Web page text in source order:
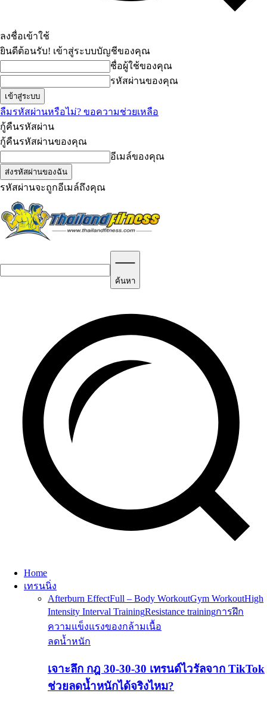
ลงชื่อเข้าใช้
ยินดีต้อนรับ! เข้าสู่ระบบบัญชีของคุณ
ชื่อผู้ใช้ของคุณ
รหัสผ่านของคุณ
ลืมรหัสผ่านหรือไม่? ขอความช่วยเหลือ
กู้คืนรหัสผ่าน
กู้คืนรหัสผ่านของคุณ
อีเมล์ของคุณ
รหัสผ่านจะถูกอีเมล์ถึงคุณ
ค้นหา
Home
เทรนนิ่ง
Afterburn EffectFull – Body WorkoutGym WorkoutHigh
Intensity Interval TrainingResistance trainingการฝึก
ความแข็งแรงของกล้ามเนื้อ
ลดน้ำหนัก
เจาะลึก กฎ 30-30-30 เทรนด์ไวรัลจาก TikTok
ช่วยลดน้ำหนักได้จริงไหม?